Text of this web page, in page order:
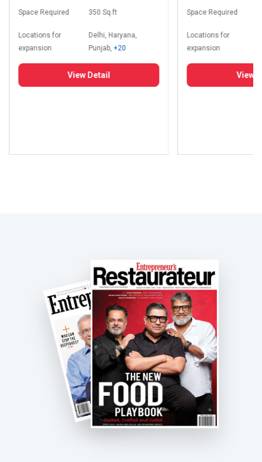
Space Required 350 Sq.ft
Locations for
expansion
Delhi, Haryana,
Punjab,+20
View Detail
Space Required
Locations for
expansion
View